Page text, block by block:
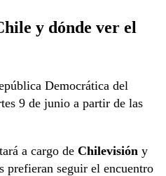
y dónde ver el
Democrática del
9 de junio a partir de las
a cargo de Chilevisión y
prefieran seguir el encuentro